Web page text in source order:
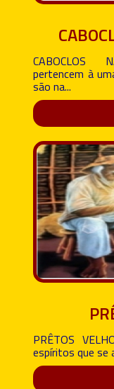
CABOCLOS
pertencem à
são na...
PRÊTOS
espíritos que se